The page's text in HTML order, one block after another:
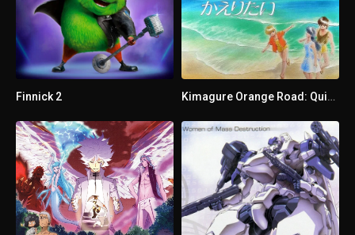
1 - 6 El rey locoEl rey loco
1 - 7 El jefeEl jefe
1 - 9 Akira Kagami
1 - 10 Gaydle y YamanakaGaydle y Yamanaka
Finnick 2 Kimagure Orange Road: Quiero volver a ese día